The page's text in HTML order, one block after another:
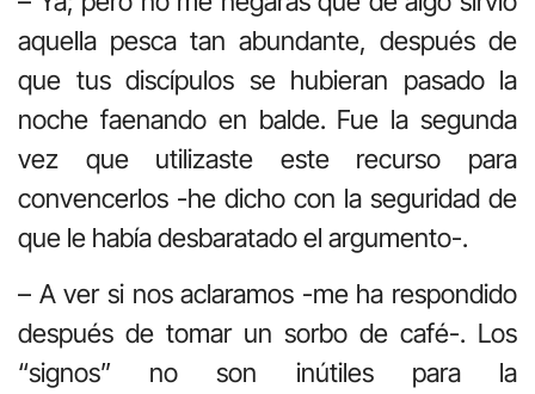
aquella pesca tan abundante, después de
que tus discípulos se hubieran pasado la
noche faenando en balde. Fue la segunda
vez que utilizaste este recurso para
convencerlos -he dicho con la seguridad de
que le había desbaratado el argumento-.
– A ver si nos aclaramos -me ha respondido
después de tomar un sorbo de café-. Los
“signos” no son inútiles para la